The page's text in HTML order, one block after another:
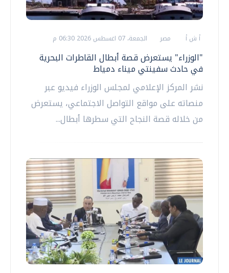
أ ش أ مصر الجمعة، 07 اغسطس 2026 06:30 م
"الوزراء" يستعرض قصة أبطال القاطرات البحرية
في حادث سفينتي ميناء دمياط
نشر المركز الإعلامي لمجلس الوزراء فيديو عبر
منصاته على مواقع التواصل الاجتماعي، يستعرض
من خلاله قصة النجاح التي سطرها أبطال...